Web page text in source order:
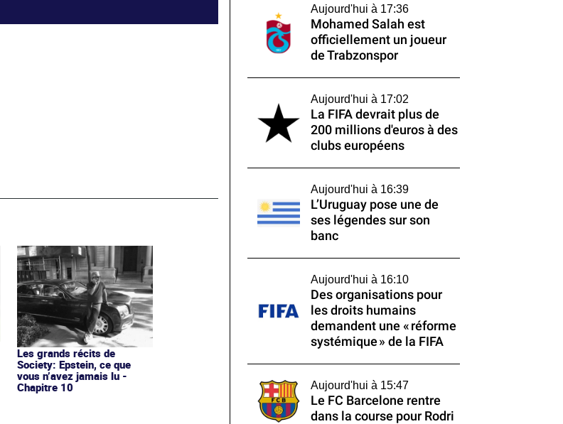
Les grands récits de
Society: Epstein, ce que
vous n’avez jamais lu -
Chapitre 10
Aujourd'hui à 17:36
Mohamed Salah est
officiellement un joueur
de Trabzonspor
Aujourd'hui à 17:02
La FIFA devrait plus de
200 millions d'euros à des
clubs européens
Aujourd'hui à 16:39
L’Uruguay pose une de
ses légendes sur son
banc
Aujourd'hui à 16:10
Des organisations pour
les droits humains
demandent une « réforme
systémique » de la FIFA
Aujourd'hui à 15:47
Le FC Barcelone rentre
dans la course pour Rodri